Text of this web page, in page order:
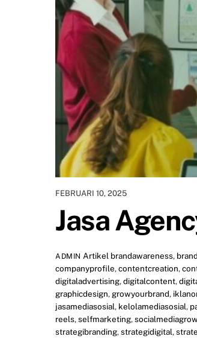
FEBRUARI 10, 2025
Jasa
ADMIN Artikel brandawareness,
companyprofile,contentcreation,
digitaladvertising,digitalcontent,
graphicdesign, growyourbrand,
jasamediasosial, kelolamediasosial,
reels,selfmarketing,
strategibranding,strategidigital,